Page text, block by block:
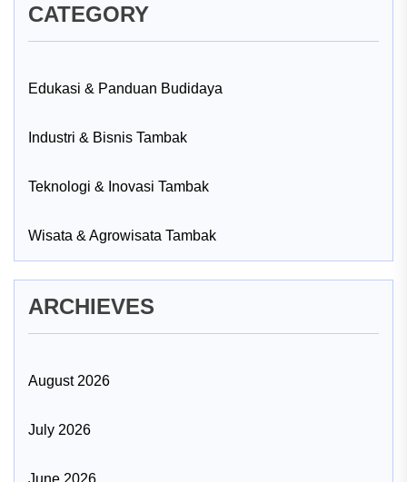
CATEGORY
Edukasi & Panduan Budidaya
Industri & Bisnis Tambak
Teknologi & Inovasi Tambak
Wisata & Agrowisata Tambak
ARCHIEVES
August 2026
July 2026
June 2026